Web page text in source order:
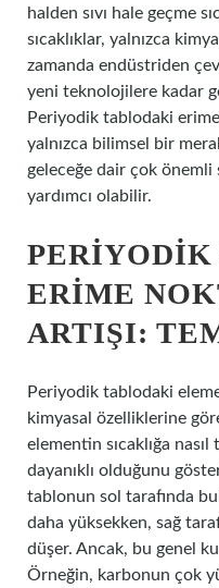
halden sıvı hale geçme
sıcaklıklar, yalnızca
zamanda endüstriden
yeni teknolojilere kadar
Periyodik tablodaki erime
yalnızca bilimsel bir
geleceğe dair çok
yardımcı olabilir.
PERIYODIK
ERIME
ARTIŞI:
Periyodik tablodaki
kimyasal özelliklerine
elementin sıcaklığa
dayanıklı olduğunu
tablonun sol tarafında
daha yüksekken, sağ
düşer. Ancak, bu genel
Örneğin, karbonun çok